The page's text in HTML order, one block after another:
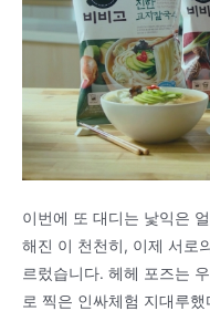
이번에 또 대디는 낯익은
해진 이 천천히, 이제 서로
르렀습니다. 헤헤 포즈는
로 찍은 인싸체험 지대루